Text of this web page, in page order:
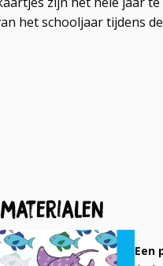
het schooljaar tijdens
Een